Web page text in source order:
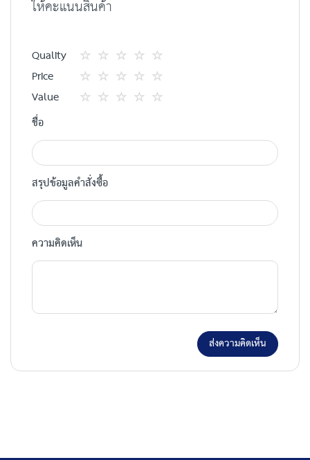
ให้คะแนนสินค้า
Quality
1
star
2
ดาว
3
ดาว
4
ดาว
5
ดาว
Price
1
2
3
4
5
Value
ชื่อ
สรุปข้อมูลคำสั่งซื้อ
ความคิดเห็น
ส่งความคิดเห็น